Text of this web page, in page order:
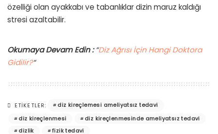
özelliği olan ayakkabı ve tabanlıklar dizin maruz kaldığı
stresi azaltabilir.
Okumaya Devam Edin :“Diz Ağrısı İçin Hangi Doktora
Gidilir?“
ETIKETLER:
diz kireçlemesi ameliyatsız tedavi
diz kireçlenmesi
diz kireçlenmesinde ameliyatsız tedavi
dizlik
fizik tedavi